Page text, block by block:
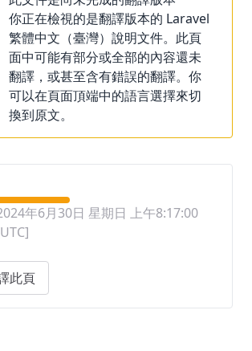
你正在檢視的是翻譯版本的 Laravel
繁體中文（臺灣）說明文件。此頁
面中可能有部分或全部的內容還未
翻譯，或甚至含有錯誤的翻譯。你
可以在頁面頂端中的語言選擇來切
換到原文。
年6月30日 星期日 上午8:17:00
此頁